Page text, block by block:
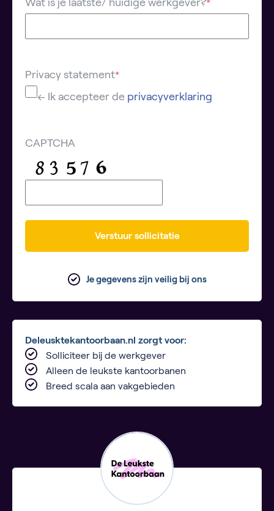
Wat is je laatste/ huidige werkgever?*
Privacy statement*
← Ik accepteer de privacyverklaring
CAPTCHA
Verstuur sollicitatie
Je gegevens zijn veilig bij ons
Deleusktekantoorbaan.nl zorgt voor:
Solliciteer bij de werkgever
Alleen de leukste kantoorbanen
Breed scala aan vakgebieden